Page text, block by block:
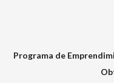
Programa de